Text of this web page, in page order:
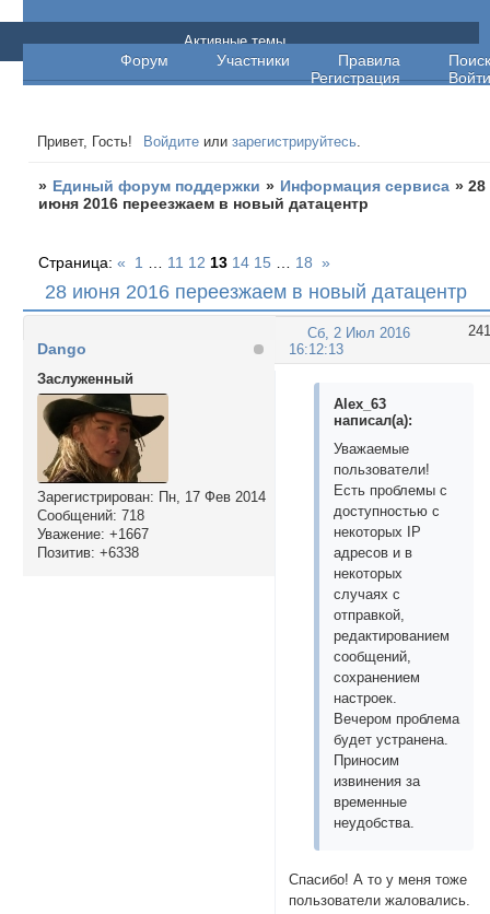
Единый форум поддержки
Форум Участники Правила
Поиск
Регистрация
Войти
Активные темы
Привет, Гость! Войдите илизарегистрируйтесь.
» Единый форум поддержки » Информация сервиса »28
июня 2016 переезжаем в новый датацентр
28 июня 2016 переезжаем в новый датацентр
Страница:« 1 11 12 13 14 15 18 »
241
Сб, 2 Июл 2016
16:12:13
Dango
Заслуженный
Зарегистрирован: Пн, 17 Фев 2014
Сообщений: 718
Уважение: +1667
Позитив: +6338
Alex_63
написал(а):
Уважаемые
пользователи!
Есть проблемы с
доступностью с
некоторых IP
адресов и в
некоторых
случаях с
отправкой,
редактированием
сообщений,
сохранением
настроек.
Вечером проблема
будет устранена.
Приносим
извинения за
временные
неудобства.
Спасибо! А то у меня тоже
пользователи жаловались.